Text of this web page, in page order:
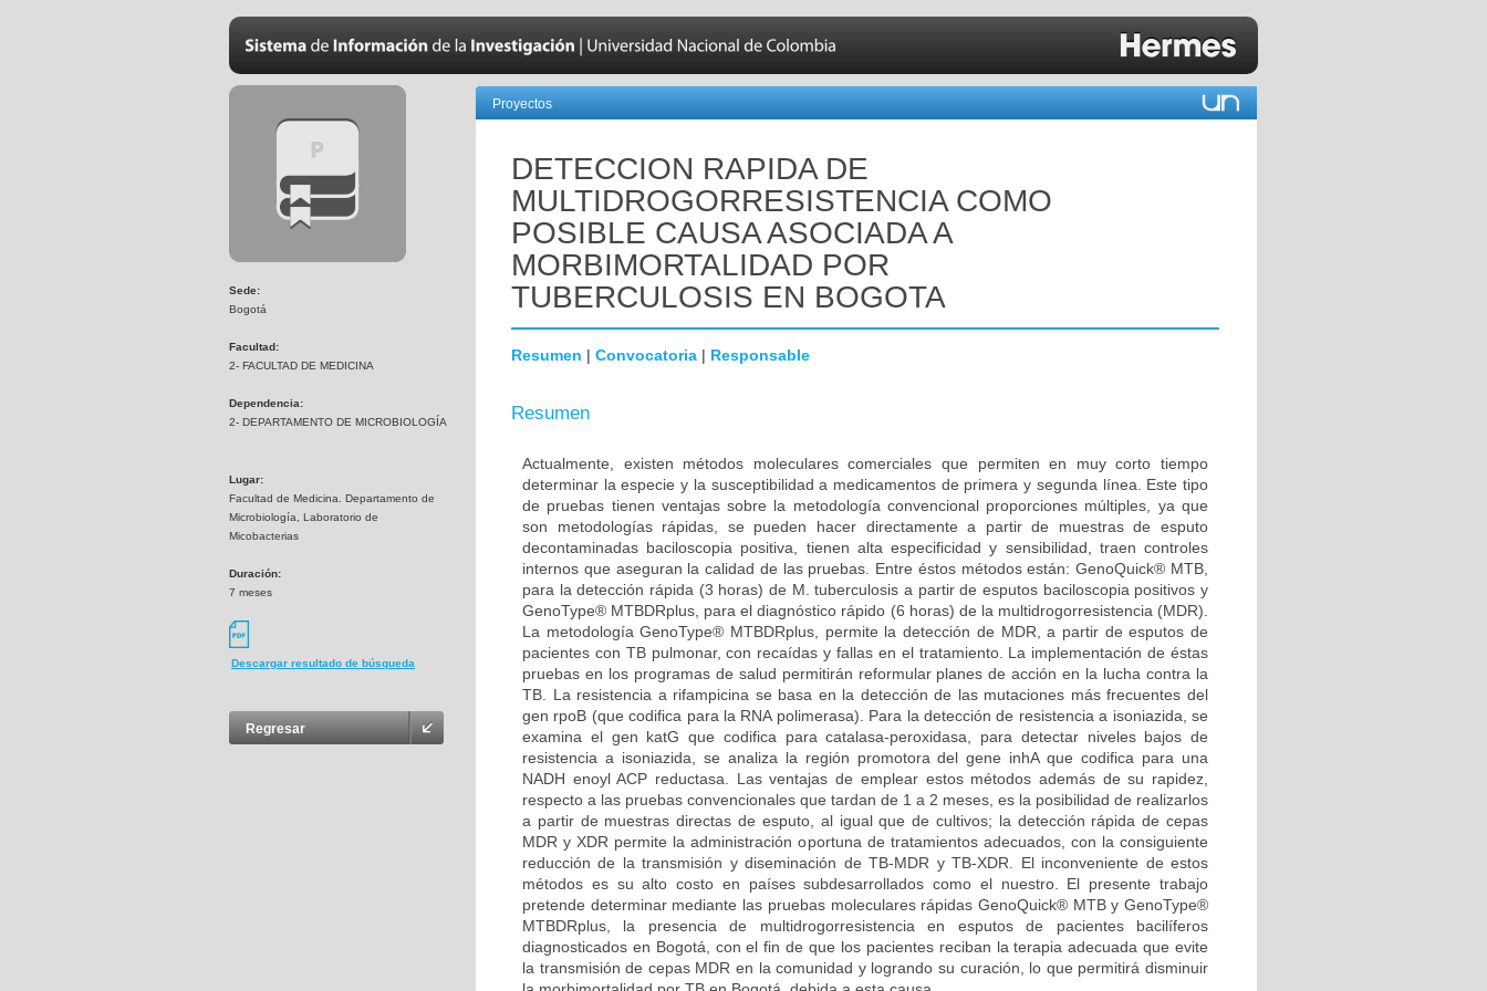
Sede:
Bogotá
Facultad:
2- FACULTAD DE MEDICINA
Dependencia:
2- DEPARTAMENTO DE MICROBIOLOGÍA
Lugar:
Facultad de Medicina. Departamento de
Microbiología, Laboratorio de
Micobacterias
Duración:
7 meses
Descargar resultado de búsqueda
Regresar
Proyectos
DETECCION RAPIDA DE
MULTIDROGORRESISTENCIA COMO
POSIBLE CAUSA ASOCIADA A
MORBIMORTALIDAD POR
TUBERCULOSIS EN BOGOTA
Resumen | Convocatoria | Responsable
Resumen
Actualmente, existen métodos moleculares comerciales que permiten en muy corto tiempo
determinar la especie y la susceptibilidad a medicamentos de primera y segunda línea. Este tipo
de pruebas tienen ventajas sobre la metodología convencional proporciones múltiples, ya que
son metodologías rápidas, se pueden hacer directamente a partir de muestras de esputo
decontaminadas baciloscopia positiva, tienen alta especificidad y sensibilidad, traen controles
internos que aseguran la calidad de las pruebas. Entre éstos métodos están: GenoQuick® MTB,
para la detección rápida (3 horas) de M. tuberculosis a partir de esputos baciloscopia positivos y
GenoType® MTBDRplus, para el diagnóstico rápido (6 horas) de la multidrogorresistencia (MDR).
La metodología GenoType® MTBDRplus, permite la detección de MDR, a partir de esputos de
pacientes con TB pulmonar, con recaídas y fallas en el tratamiento. La implementación de éstas
pruebas en los programas de salud permitirán reformular planes de acción en la lucha contra la
TB. La resistencia a rifampicina se basa en la detección de las mutaciones más frecuentes del
gen rpoB (que codifica para la RNA polimerasa). Para la detección de resistencia a isoniazida, se
examina el gen katG que codifica para catalasa-peroxidasa, para detectar niveles bajos de
resistencia a isoniazida, se analiza la región promotora del gene inhA que codifica para una
NADH enoyl ACP reductasa. Las ventajas de emplear estos métodos además de su rapidez,
respecto a las pruebas convencionales que tardan de 1 a 2 meses, es la posibilidad de realizarlos
a partir de muestras directas de esputo, al igual que de cultivos; la detección rápida de cepas
MDR y XDR permite la administración oportuna de tratamientos adecuados, con la consiguiente
reducción de la transmisión y diseminación de TB-MDR y TB-XDR. El inconveniente de estos
métodos es su alto costo en países subdesarrollados como el nuestro. El presente trabajo
pretende determinar mediante las pruebas moleculares rápidas GenoQuick® MTB y GenoType®
MTBDRplus, la presencia de multidrogorresistencia en esputos de pacientes bacilíferos
diagnosticados en Bogotá, con el fin de que los pacientes reciban la terapia adecuada que evite
la transmisión de cepas MDR en la comunidad y logrando su curación, lo que permitirá disminuir